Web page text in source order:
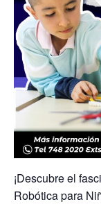
¡Descubre el
Robótica para